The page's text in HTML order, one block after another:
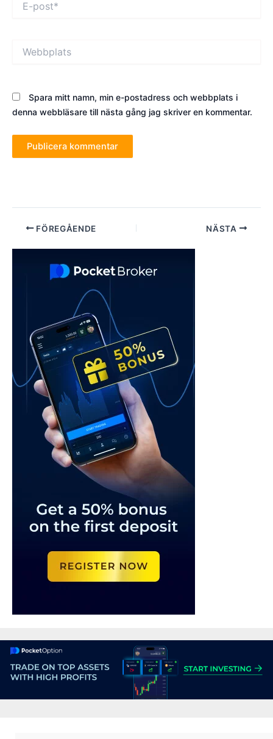
post*
Spara mitt namn, min e-postadress och webbplats i
denna webbläsare till nästa gång jag skriver en kommentar.
Inläggsnavigering
FÖREGÅENDE NÄSTA